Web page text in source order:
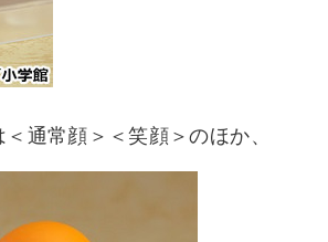
通常顔＞＜笑顔＞のほか、